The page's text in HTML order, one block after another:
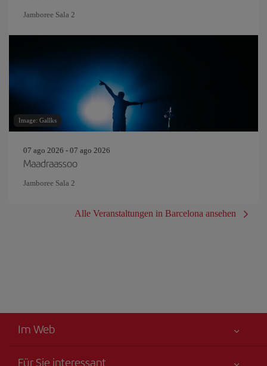
Jamboree Sala 2
Image: Gallks
07 ago 2026 - 07 ago 2026
Maadraassoo
Jamboree Sala 2
Alle Veranstaltungen in Barcelona ansehen
Im Web
Für Sie interessant